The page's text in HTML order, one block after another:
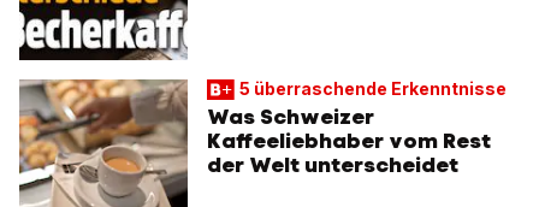
5 überraschende Erkenntnisse
Was Schweizer
Kaffeeliebhaber vom Rest
der Welt unterscheidet